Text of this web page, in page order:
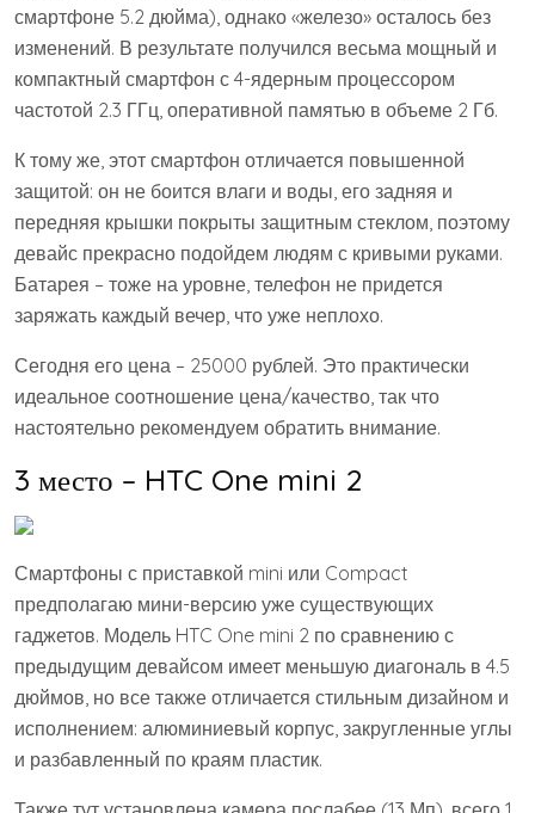
смартфоне 5.2 дюйма), однако «железо» осталось без
изменений. В результате получился весьма мощный и
компактный смартфон с 4-ядерным процессором
частотой 2.3 ГГц, оперативной памятью в объеме 2 Гб.
К тому же, этот смартфон отличается повышенной
защитой: он не боится влаги и воды, его задняя и
передняя крышки покрыты защитным стеклом, поэтому
девайс прекрасно подойдем людям с кривыми руками.
Батарея – тоже на уровне, телефон не придется
заряжать каждый вечер, что уже неплохо.
Сегодня его цена – 25000 рублей. Это практически
идеальное соотношение цена/качество, так что
настоятельно рекомендуем обратить внимание.
3 место – HTC One mini 2
Смартфоны с приставкой mini или Compact
предполагаю мини-версию уже существующих
гаджетов. Модель HTC One mini 2 по сравнению с
предыдущим девайсом имеет меньшую диагональ в 4.5
дюймов, но все также отличается стильным дизайном и
исполнением: алюминиевый корпус, закругленные углы
и разбавленный по краям пластик.